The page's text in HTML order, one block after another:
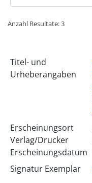
Anzahl Resultate: 3
Titel- und
Urheberangaben
Erscheinungsort
Verlag/Drucker
Erscheinungsdatum
Signatur Exemplar